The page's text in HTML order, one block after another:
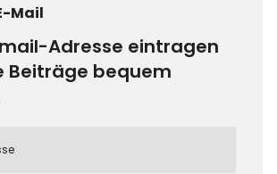
Mail
Adresse eintragen
Beiträge bequem